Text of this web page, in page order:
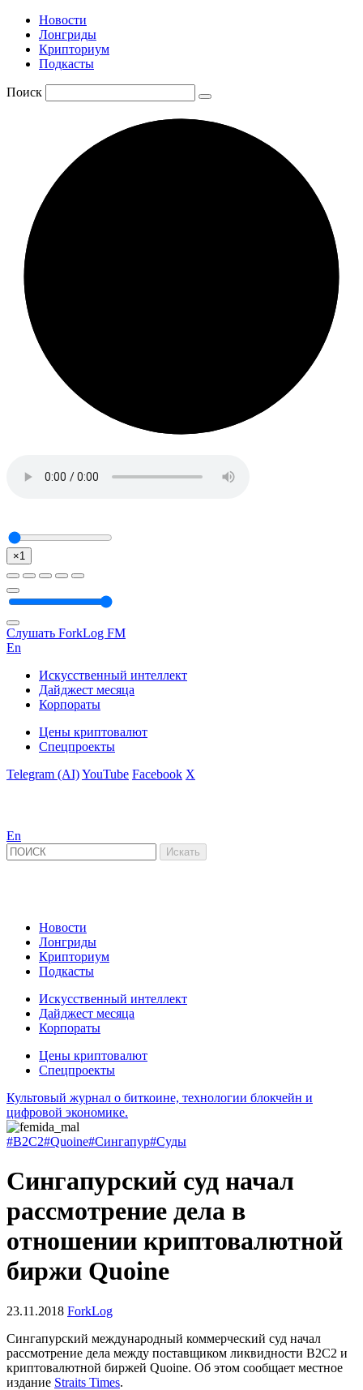
Новости
Лонгриды
Крипториум
Подкасты
Поиск
×1
Слушать ForkLog FM
En
Искусственный интеллект
Дайджест месяца
Корпораты
Цены криптовалют
Спецпроекты
Telegram (AI)YouTube Facebook X
En
Новости
Лонгриды
Крипториум
Подкасты
Искусственный интеллект
Дайджест месяца
Корпораты
Цены криптовалют
Спецпроекты
Культовый журнал о биткоине, технологии блокчейн и
цифровой экономике.
#B2C2#Quoine#Сингапур#Суды
Сингапурский суд начал
рассмотрение дела в
отношении криптовалютной
биржи Quoine
23.11.2018 ForkLog
Сингапурский международный коммерческий суд начал
рассмотрение дела между поставщиком ликвидности B2C2 и
криптовалютной биржей Quoine. Об этом сообщает местное
издание Straits Times.